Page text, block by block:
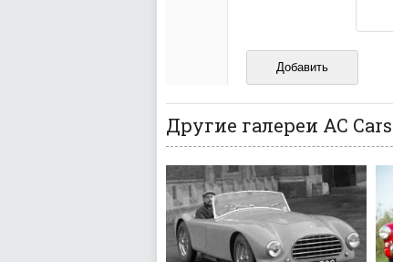
Не размещайте
И запаситесь
ваш отзыв может
Другие галереи AC